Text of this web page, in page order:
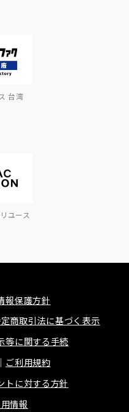
台湾
ユース
報保護方針
商取引法に基づく表示
等に関する手続
ご利用規約
トに対する方針
情報